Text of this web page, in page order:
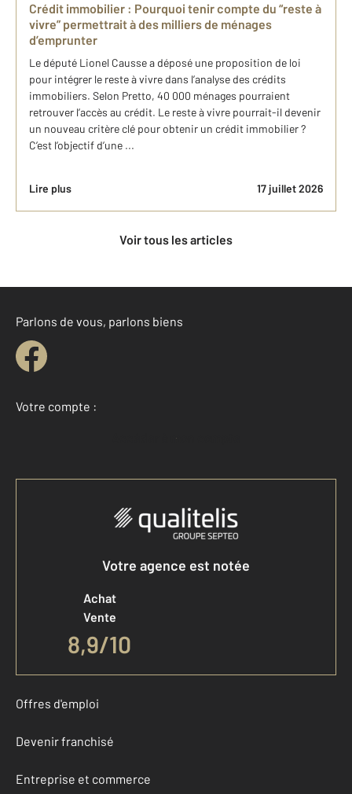
Crédit immobilier : Pourquoi tenir compte du “reste à
vivre” permettrait à des milliers de ménages
d’emprunter
Le député Lionel Causse a déposé une proposition de loi
pour intégrer le reste à vivre dans l’analyse des crédits
immobiliers. Selon Pretto, 40 000 ménages pourraient
retrouver l’accès au crédit. Le reste à vivre pourrait-il devenir
un nouveau critère clé pour obtenir un crédit immobilier ?
C’est l’objectif d’une ...
Lire plus 17 juillet 2026
Voir tous les articles
Parlons de vous, parlons biens
Votre compte :
Accéder à mon compte
Votre agence est notée
Achat
Vente
8,9/10
Offres d'emploi
Devenir franchisé
Entreprise et commerce